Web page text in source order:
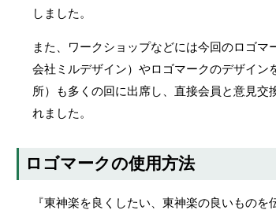
しました。
また、ワークショップなどには今回のロゴ
会社ミルデザイン）やロゴマークのデザイ
所）も多くの回に出席し、直接会員と意見
れました。
ロゴマークの使用方法
『東神楽を良くしたい、東神楽の良いもの